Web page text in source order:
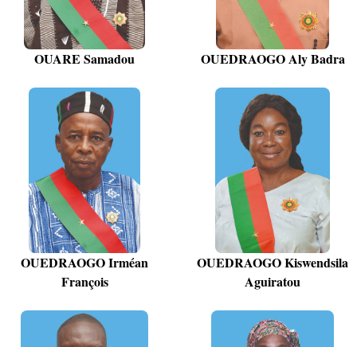
OUARE Samadou OUEDRAOGO Aly Badra
OUEDRAOGO Irméan
François
OUEDRAOGO Kiswendsila
Aguiratou